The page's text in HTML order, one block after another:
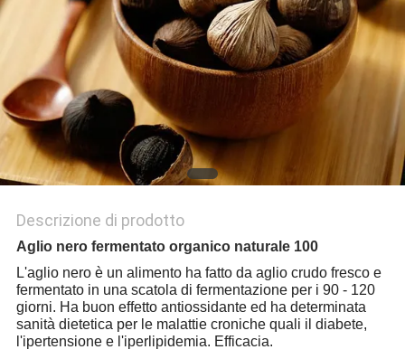
PRIVACY
POLICY
Descrizione di prodotto
Aglio nerofermentato organico naturale 100
L'aglio nero è un alimento ha fatto da aglio crudo fresco e
fermentato in una scatola di fermentazione per i 90 - 120
giorni. Ha buon effetto antiossidante ed ha determinata
sanità dietetica per le malattie croniche quali il diabete,
l'ipertensione e l'iperlipidemia. Efficacia.